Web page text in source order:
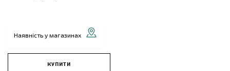
Наявність у магазинах
КУПИТИ